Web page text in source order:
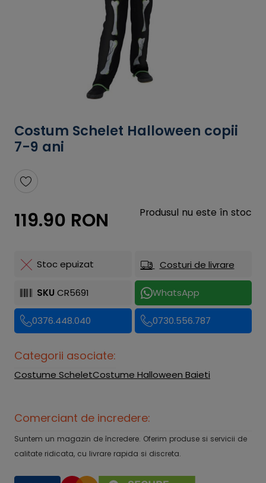
Costum Schelet Halloween copii
7-9 ani
119.90 RON Produsul nu este în stoc
Stoc epuizat Costuri de livrare
SKU CR5691 WhatsApp
0376.448.040 0730.556.787
Categorii asociate:
Costume ScheletCostume Halloween Baieti
Comerciant de incredere:
Suntem un magazin de încredere. Oferim produse si servicii de
calitate ridicata, cu livrare rapida si discreta.